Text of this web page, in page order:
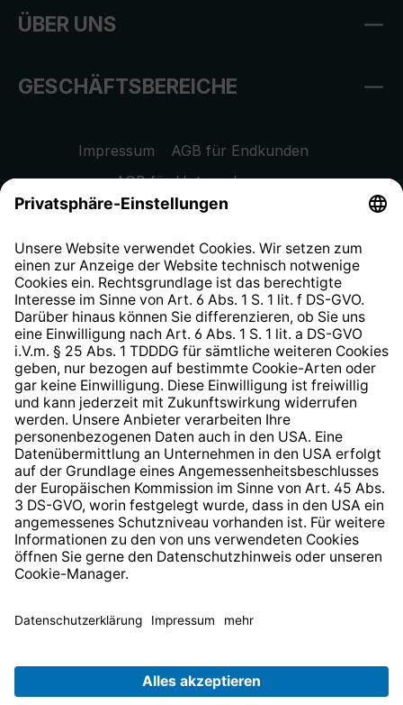
ÜBER UNS
GESCHÄFTSBEREICHE
Impressum
AGB für Endkunden
AGB für Unternehmen
Datenschutzhinweis
Widerrufsrecht
Hinweisgeberschutzsystem
Barrierefreiheit
* Alle Preise inkl. gesetzl. Mehrwertsteuer zzgl.
anders angegeben.
© 2026 TechniSat Digital GmbH